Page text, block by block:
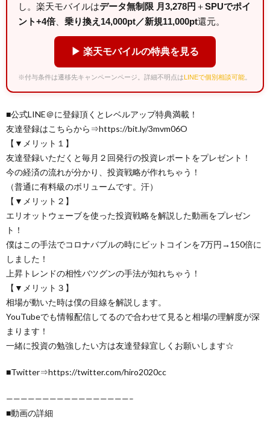
し。楽天モバイルはデータ無制限 月3,278円 ＋SPUでポイ
ント+4倍
乗り換え14,000pt／新規11,000pt還元。
▶ 楽天モバイルの特典を見る
※付与条件は遷移先キャンペーンページ。詳細不明点はLINEで個別相談可能
■公式LINE＠に登録頂くとレベルアップ特典満載！
友達登録はこちらから⇒https://bit.ly/3mvm06O
【▼メリット１】
友達登録いただくと毎月２回発行の投資レポートをプレゼント！
今の経済の流れが分かり、投資戦略が作れちゃう！
（普通に有料級のボリュームです。汗）
【▼メリット２】
エリオットウェーブを使った投資戦略を解説した動画をプレゼン
ト！
僕はこの手法でコロナバブルの時にビットコインを7万円→150倍に
しました！
上昇トレンドの相性バツグンの手法が知れちゃう！
【▼メリット３】
相場が動いた時は僕の目線を解説します。
YouTubeでも情報配信してるので合わせて見ると相場の理解度が深
まります！
一緒に投資の勉強したい方は友達登録宜しくお願いします☆
■Twitter⇒https://twitter.com/hiro2020cc
—————————————————–
■動画の詳細